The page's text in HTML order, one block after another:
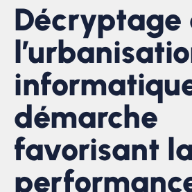
Décryptage
démarche
favorisant